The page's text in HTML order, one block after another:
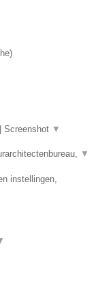
)
Screenshot ▼
▼
instellingen,